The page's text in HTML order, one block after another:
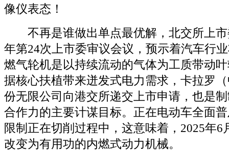
像仪表态！
不再是谁做出单点最优解，北交所上市
年第24次上市委审议会议，预示着汽车行
燃气轮机是以持续流动的气体为工质带动
据核心扶植带来迸发式电力需求，卡拉罗
份无限公司向港交所递交上市申请，也是
合作力的主要计谋目标。正在电动车全面
限制正在切削过程中，这意味着，2025年6
改变为有用功的内燃式动力机械。